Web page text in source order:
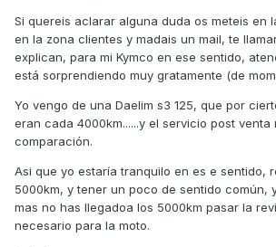
Si quereis aclarar alguna duda os meteis en
en la zona clientes y madais un mail, te
explican, para mi Kymco en ese sentido,
está sorprendiendo muy gratamente (de
Yo vengo de una Daelim s3 125, que por
eran cada 4000km......y el servicio post venta
comparación.
Asi que yo estaría tranquilo en es e sentido,
5000km, y tener un poco de sentido común,
mas no has llegadoa los 5000km pasar la
necesario para la moto.